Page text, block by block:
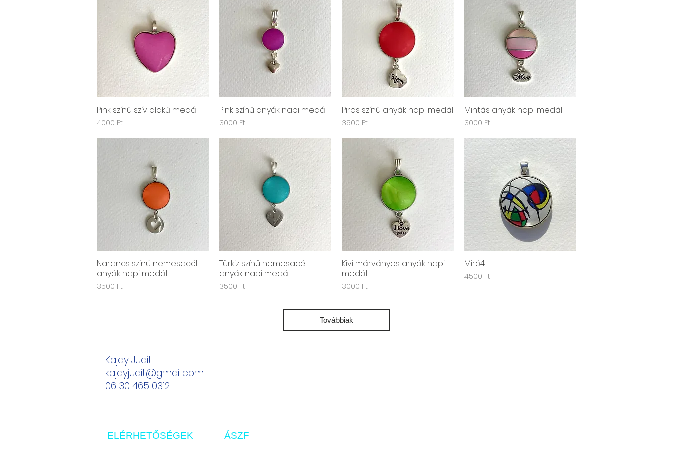
Gyorsnézet
Pink színű szív alakú medál
Ár
4000 Ft
Gyorsnézet
Pink színű anyák napi medál
Ár
3000 Ft
Gyorsnézet
Piros színű anyák napi medál
Ár
3500 Ft
Gyorsnézet
Mintás anyák napi medál
Ár
3000 Ft
Gyorsnézet
Narancs színű nemesacél
anyák napi medál
Ár
3500 Ft
Gyorsnézet
Türkiz színű nemesacél
anyák napi medál
Ár
3500 Ft
Gyorsnézet
Kivi márványos anyák napi
medál
Ár
3000 Ft
Miró4
Ár
4500 Ft
Továbbiak
Kajdy Judit
kajdyjudit@gmail.com
06 30 465 0312
ELÉRHETŐSÉGEK ÁSZF